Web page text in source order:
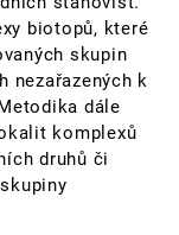
biotopů, které
skupin
nezařazených k
dále
komplexů
druhů či